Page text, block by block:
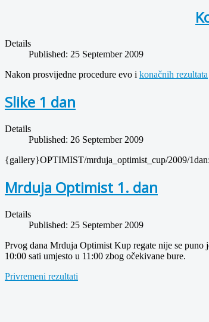
Details
Published: 25 September 2009
Nakon prosvijedne procedure evo i konačnih rezultata
Slike 1 dan
Details
Published: 26 September 2009
{gallery}OPTIMIST/mrduja_optimist_cup/2009/
Mrduja Optimist 1. dan
Details
Published: 25 September 2009
Prvog dana Mrduja Optimist Kup regate nije se
10:00 sati umjesto u 11:00 zbog očekivane bure.
Privremeni rezultati